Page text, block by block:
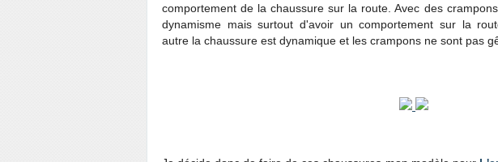
comportement de la chaussure sur la route. Avec des
dynamisme mais surtout d'avoir un comportement sur la
autre la chaussure est dynamique et les crampons ne sont pas